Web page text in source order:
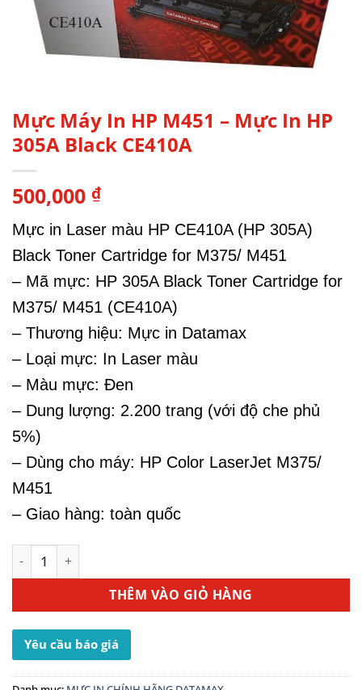
Mực Máy In HP M451 – Mực In HP
305A Black CE410A
500,000 ₫
Mực in Laser màu HP CE410A (HP 305A)
Black Toner Cartridge for M375/ M451
– Mã mực: HP 305A Black Toner Cartridge for
M375/ M451 (CE410A)
– Thương hiệu: Mực in Datamax
– Loại mực: In Laser màu
– Màu mực: Đen
– Dung lượng: 2.200 trang (với độ che phủ
5%)
– Dùng cho máy: HP Color LaserJet M375/
M451
– Giao hàng: toàn quốc
Mực Máy In HP M451 - Mực In HP 305A Black CE410A số
THÊM VÀO GIỎ HÀNG
Yêu cầu báo giá